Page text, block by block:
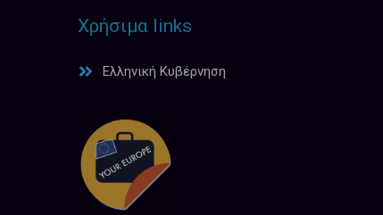
Χρήσιμα links
Ελληνική Κυβέρνηση